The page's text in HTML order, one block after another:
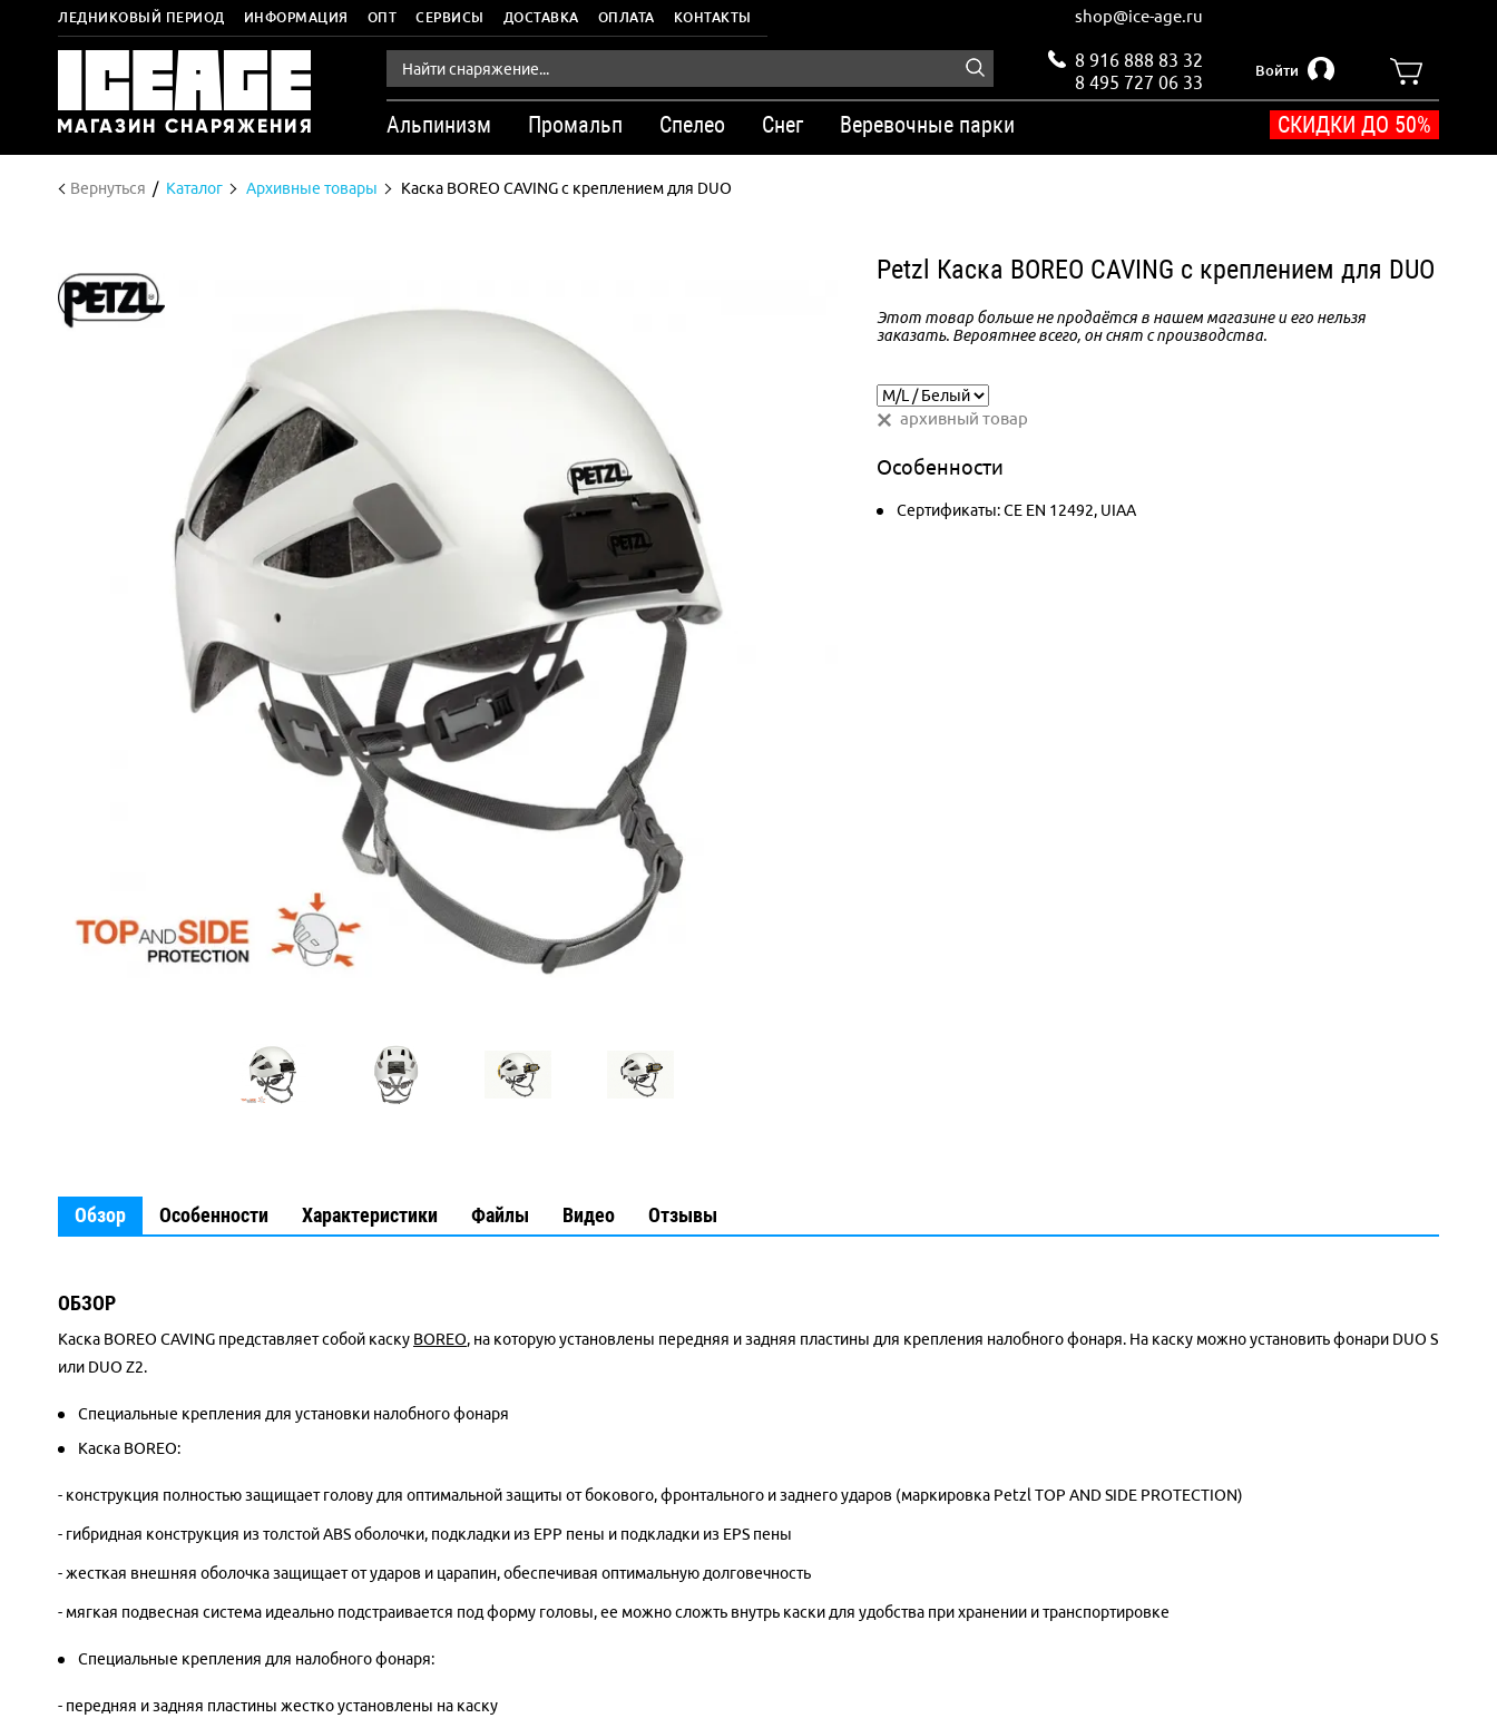
ЛЕДНИКОВЫЙ ПЕРИОД ИНФОРМАЦИЯ ОПТ СЕРВИСЫ ДОСТАВКА ОПЛАТА КОНТАКТЫ shop@ice-age.ru
8 916 888 83 32
8 495 727 06 33
Войти
Альпинизм Промальп Спелео Снег Веревочные парки СКИДКИ ДО 50%
Вернуться Каталог Архивные товары Каска BOREO CAVING с креплением для DUO
Petzl Каска BOREO CAVING с креплением для DUO
Этот товар больше не продаётся в нашем магазине и его нельзя
заказать. Вероятнее всего, он снят с производства.
архивный товар
Особенности
Сертификаты: CE EN 12492, UIAA
Обзор Особенности Характеристики Файлы Видео Отзывы
ОБЗОР
Каска BOREO CAVING представляет собой каску BOREO, на которую установлены передняя и задняя пластины для крепления налобного фонаря. На каску можно установить фонари DUO S
или DUO Z2.
Специальные крепления для установки налобного фонаря
Каска BOREO:
- конструкция полностью защищает голову для оптимальной защиты от бокового, фронтального и заднего ударов (маркировка Petzl TOP AND SIDE PROTECTION)
- гибридная конструкция из толстой ABS оболочки, подкладки из EPP пены и подкладки из EPS пены
- жесткая внешняя оболочка защищает от ударов и царапин, обеспечивая оптимальную долговечность
- мягкая подвесная система идеально подстраивается под форму головы, ее можно сложть внутрь каски для удобства при хранении и транспортировке
Специальные крепления для налобного фонаря:
- передняя и задняя пластины жестко установлены на каску